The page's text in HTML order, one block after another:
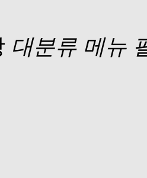
대분류 메뉴